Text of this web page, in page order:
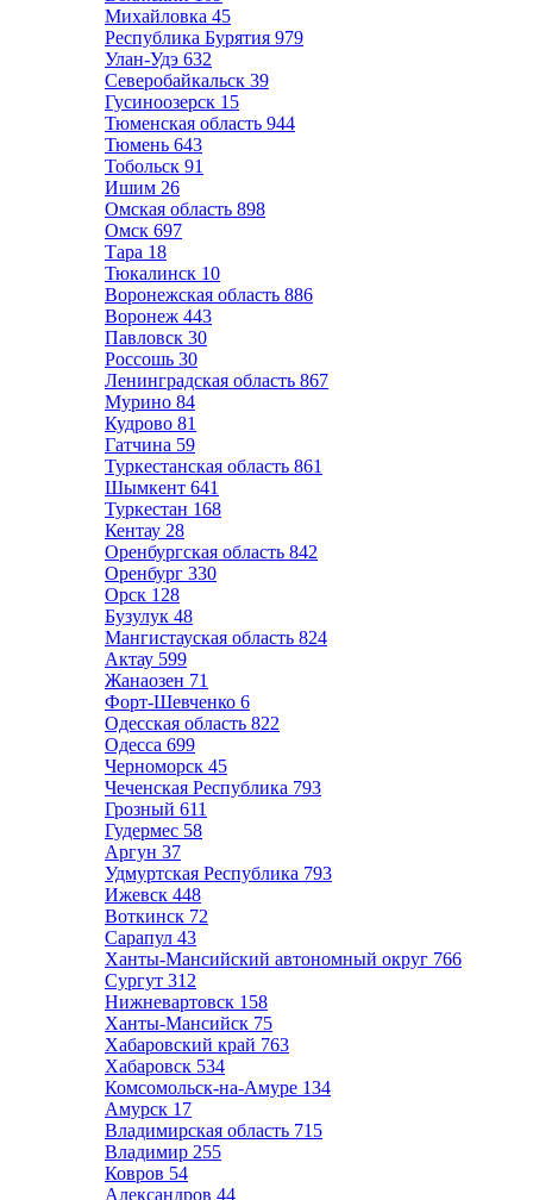
Михайловка 45
Республика Бурятия 979
Улан-Удэ 632
Северобайкальск 39
Гусиноозерск 15
Тюменская область 944
Тюмень 643
Тобольск 91
Ишим 26
Омская область 898
Омск 697
Тара 18
Тюкалинск 10
Воронежская область 886
Воронеж 443
Павловск 30
Россошь 30
Ленинградская область 867
Мурино 84
Кудрово 81
Гатчина 59
Туркестанская область 861
Шымкент 641
Туркестан 168
Кентау 28
Оренбургская область 842
Оренбург 330
Орск 128
Бузулук 48
Мангистауская область 824
Актау 599
Жанаозен 71
Форт-Шевченко 6
Одесская область 822
Одесса 699
Черноморск 45
Чеченская Республика 793
Грозный 611
Гудермес 58
Аргун 37
Удмуртская Республика 793
Ижевск 448
Воткинск 72
Сарапул 43
Ханты-Мансийский автономный округ 766
Сургут 312
Нижневартовск 158
Ханты-Мансийск 75
Хабаровский край 763
Хабаровск 534
Комсомольск-на-Амуре 134
Амурск 17
Владимирская область 715
Владимир 255
Ковров 54
Александров 44